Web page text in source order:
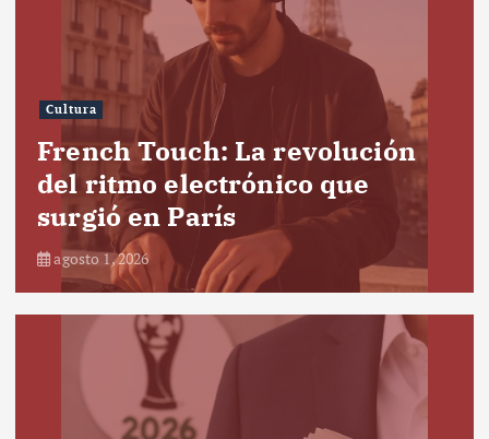
Cultura
French Touch: La revolución
del ritmo electrónico que
surgió en París
agosto 1, 2026